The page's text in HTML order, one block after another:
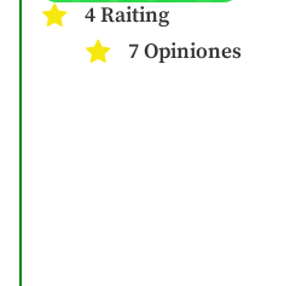
4 Raiting
7 Opiniones